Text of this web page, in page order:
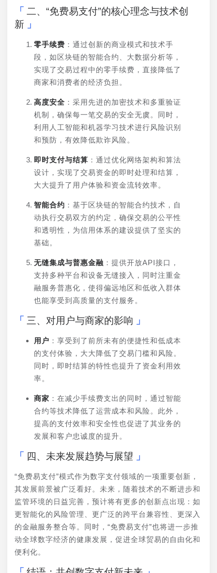
二、“免费易支付”的核心理念与技术创
新
零手续费 ：通过创新的商业模式和技术手
段，如区块链的智能合约、大数据分析等，
实现了交易过程中的零手续费，直接降低了
商家和消费者的经济负担。
高度安全 ：采用先进的加密技术和多重验证
机制，确保每一笔交易的安全无虞。同时，
利用人工智能和机器学习技术进行风险识别
和预防，有效降低欺诈风险。
即时支付与结算 ：通过优化网络架构和算法
设计，实现了交易资金的即时处理和结算，
大大提升了用户体验和资金流转效率。
智能合约 ：基于区块链的智能合约技术，自
动执行交易双方的约定，确保交易的公平性
和透明性，为信用体系的建设提供了坚实的
基础。
无缝集成与普惠金融 ：提供开放API接口，
支持多种平台和设备无缝接入，同时注重金
融服务普惠化，使得偏远地区和低收入群体
也能享受到高质量的支付服务。
三、对用户与商家的影响
用户 ：享受到了前所未有的便捷性和低成本
的支付体验，大大降低了交易门槛和风险。
同时，即时结算的特性也提升了资金利用效
率。
商家 ：在减少手续费支出的同时，通过智能
合约等技术降低了运营成本和风险。此外，
提高的支付效率和安全性也促进了其业务的
发展和客户忠诚度的提升。
四、未来发展趋势与展望
“免费易支付”模式作为数字支付领域的一项重要创新，
其发展前景被广泛看好。未来，随着技术的不断进步和
监管环境的日益完善，预计将有更多的创新点出现：如
更智能化的风险管理、更广泛的跨平台兼容性、更深入
的金融服务整合等。同时，“免费易支付”也将进一步推
动全球数字经济的健康发展，促进全球贸易的自由化和
便利化。